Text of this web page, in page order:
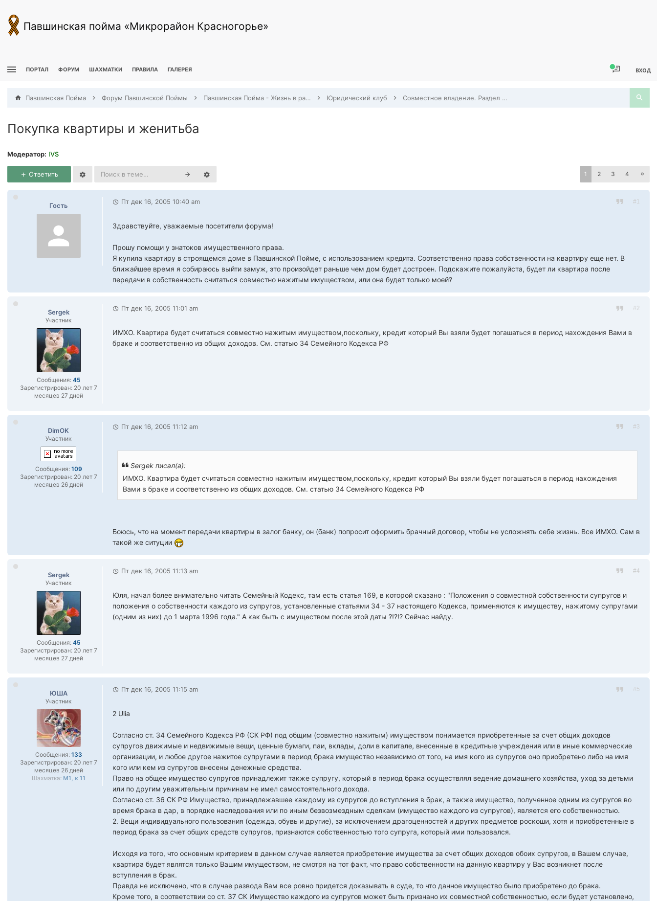
Павшинская пойма «Микрорайон Красногорье»
ПОРТАЛ ФОРУМ ШАХМАТКИ ПРАВИЛА ГАЛЕРЕЯ ВХОД
Павшинская Пойма Форум Павшинской Поймы Павшинская Пойма - Жизнь в районе Юридический клуб Совместное владение. Раздел собственности или доли. Наследование
Покупка квартиры и женитьба
Модератор: IVS
Ответить 1 2 3 4
Гость #1
Пт дек 16, 2005 10:40 am
Здравствуйте, уважаемые посетители форума!
Прошу помощи у знатоков имущественного права.
Я купила квартиру в строящемся доме в Павшинской Пойме, с использованием кредита. Соответственно права собственности на квартиру еще нет. В
ближайшее время я собираюсь выйти замуж, это произойдет раньше чем дом будет достроен. Подскажите пожалуйста, будет ли квартира после
передачи в собственность считаться совместно нажитым имуществом, или она будет только моей?
Sergek
Участник
Сообщения: 45
Зарегистрирован: 20 лет 7
месяцев 27 дней
#2
Пт дек 16, 2005 11:01 am
ИМХО. Квартира будет считаться совместно нажитым имуществом,поскольку, кредит который Вы взяли будет погашаться в период нахождения Вами в
браке и соответственно из общих доходов. См. статью 34 Семейного Кодекса РФ
DimOK
Участник
Сообщения: 109
Зарегистрирован: 20 лет 7
месяцев 26 дней
#3
Пт дек 16, 2005 11:12 am
Sergek писал(а):
ИМХО. Квартира будет считаться совместно нажитым имуществом,поскольку, кредит который Вы взяли будет погашаться в период нахождения
Вами в браке и соответственно из общих доходов. См. статью 34 Семейного Кодекса РФ
Боюсь, что на момент передачи квартиры в залог банку, он (банк) попросит оформить брачный договор, чтобы не усложнять себе жизнь. Все ИМХО. Сам в
такой же ситуции
Sergek
Участник
Сообщения: 45
Зарегистрирован: 20 лет 7
месяцев 27 дней
#4
Пт дек 16, 2005 11:13 am
Юля, начал более внимательно читать Семейный Кодекс, там есть статья 169, в которой сказано : "Положения о совместной собственности супругов и
положения о собственности каждого из супругов, установленные статьями 34 - 37 настоящего Кодекса, применяются к имуществу, нажитому супругами
(одним из них) до 1 марта 1996 года." А как быть с имуществом после этой даты ?!?!? Сейчас найду.
ЮША
Участник
Сообщения: 133
Зарегистрирован: 20 лет 7
месяцев 26 дней
Шахматка: М1, к 11
#5
Пт дек 16, 2005 11:15 am
2 Ulia
Согласно ст. 34 Семейного Кодекса РФ (СК РФ) под общим (совместно нажитым) имуществом понимается приобретенные за счет общих доходов
супругов движимые и недвижимые вещи, ценные бумаги, паи, вклады, доли в капитале, внесенные в кредитные учреждения или в иные коммерческие
организации, и любое другое нажитое супругами в период брака имущество независимо от того, на имя кого из супругов оно приобретено либо на имя
кого или кем из супругов внесены денежные средства.
Право на общее имущество супругов принадлежит также супругу, который в период брака осуществлял ведение домашнего хозяйства, уход за детьми
или по другим уважительным причинам не имел самостоятельного дохода.
Согласно ст. 36 СК РФ Имущество, принадлежавшее каждому из супругов до вступления в брак, а также имущество, полученное одним из супругов во
время брака в дар, в порядке наследования или по иным безвозмездным сделкам (имущество каждого из супругов), является его собственностью.
2. Вещи индивидуального пользования (одежда, обувь и другие), за исключением драгоценностей и других предметов роскоши, хотя и приобретенные в
период брака за счет общих средств супругов, признаются собственностью того супруга, который ими пользовался.
Исходя из того, что основным критерием в данном случае является приобретение имущества за счет общих доходов обоих супругов, в Вашем случае,
квартира будет являтся только Вашим имуществом, не смотря на тот факт, что право собственности на данную квартиру у Вас возникнет после
вступления в брак.
Правда не исключено, что в случае развода Вам все ровно придется доказывать в суде, то что данное имущество было приобретено до брака.
Кроме того, в соответствии со ст. 37 СК Имущество каждого из супругов может быть признано их совместной собственностью, если будет установлено,